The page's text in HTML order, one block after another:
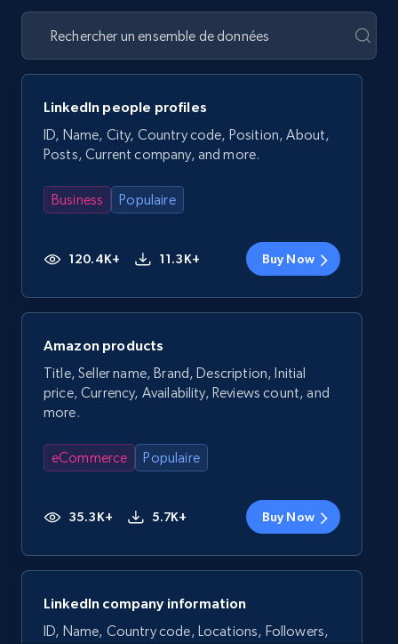
LinkedIn people profiles
ID, Name, City, Country code, Position, About,
Posts, Current company, and more.
Business Populaire
120.4K+ 11.3K+ Buy Now
Amazon products
Title, Seller name, Brand, Description, Initial
price, Currency, Availability, Reviews count, and
more.
eCommerce Populaire
35.3K+ 5.7K+ Buy Now
LinkedIn company information
ID, Name, Country code, Locations, Followers,